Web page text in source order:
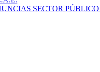
SECTOR